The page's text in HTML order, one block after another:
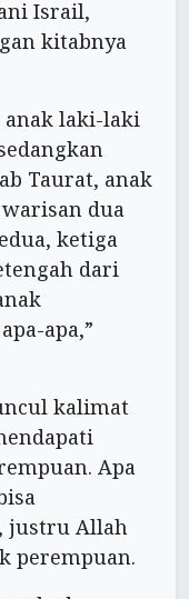
Israil,
kitabnya
anak laki-laki
Taurat, anak
dua
ketiga
dari
apa,”
kalimat
Apa
justru Allah
perempuan.